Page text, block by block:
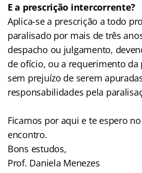
E a prescrição intercorrente?
Aplica-se a prescrição a todo
paralisado por mais de três
despacho ou julgamento,
de ofício, ou a requerimento da
sem prejuízo de serem
responsabilidades pela
Ficamos por aqui e te espero
encontro.
Bons estudos,
Prof. Daniela Menezes